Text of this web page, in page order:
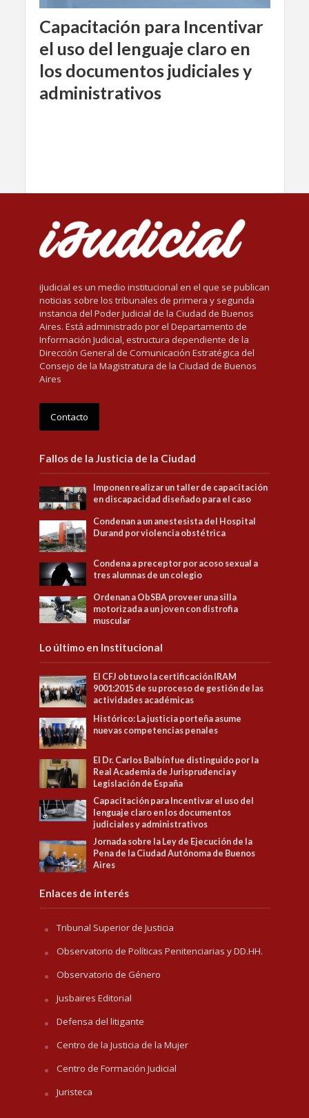
Capacitación para Incentivar
el uso del lenguaje claro en
los documentos judiciales y
administrativos
iJudicial es un medio institucional en el que se publican
noticias sobre los tribunales de primera y segunda
instancia del Poder Judicial de la Ciudad de Buenos
Aires. Está administrado por el Departamento de
Información Judicial, estructura dependiente de la
Dirección General de Comunicación Estratégica del
Consejo de la Magistratura de la Ciudad de Buenos
Aires
Contacto
Fallos de la Justicia de la Ciudad
Imponen realizar un taller de capacitación
en discapacidad diseñado para el caso
Condenan a un anestesista del Hospital
Durand por violencia obstétrica
Condena a preceptor por acoso sexual a
tres alumnas de un colegio
Ordenan a ObSBA proveer una silla
motorizada a un joven con distrofia
muscular
Lo último en Institucional
El CFJ obtuvo la certificación IRAM
9001:2015 de su proceso de gestión de las
actividades académicas
Histórico: La justicia porteña asume
nuevas competencias penales
El Dr. Carlos Balbín fue distinguido por la
Real Academia de Jurisprudencia y
Legislación de España
Capacitación para Incentivar el uso del
lenguaje claro en los documentos
judiciales y administrativos
Jornada sobre la Ley de Ejecución de la
Pena de la Ciudad Autónoma de Buenos
Aires
Enlaces de interés
Tribunal Superior de Justicia
Observatorio de Políticas Penitenciarias y DD.HH.
Observatorio de Género
Jusbaires Editorial
Defensa del litigante
Centro de la Justicia de la Mujer
Centro de Formación Judicial
Juristeca